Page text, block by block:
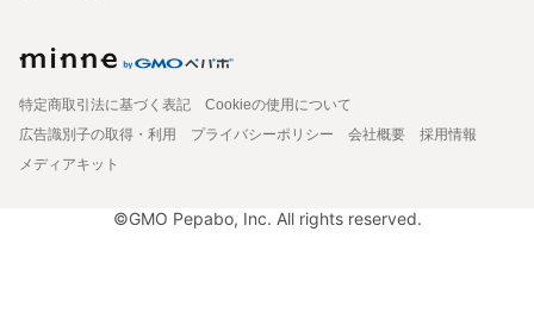
特定商取引法に基づく表記
Cookieの使用について
広告識別子の取得・利用
プライバシーポリシー 会社概要
採用情報
メディアキット
©GMO Pepabo, Inc. All rights reserved.